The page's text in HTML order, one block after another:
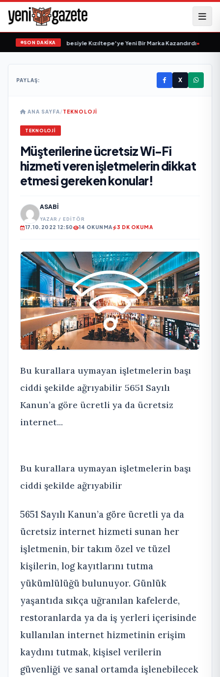
SON DAKİKA
Yıllık Esnaflık Tecrübesiyle Kızıltepe'ye Yeni Bir Marka Kazandırdı• M Lisa
PAYLAŞ: X
ANA SAYFA/TEKNOLOJI
TEKNOLOJI
Müşterilerine ücretsiz Wi-Fi
hizmeti veren işletmelerin dikkat
etmesi gereken konular!
ASABI
YAZAR / EDITÖR
17.10.2022 12:50 14 OKUNMA 3 DK OKUMA
Bu kurallara uymayan işletmelerin başı
ciddi şekilde ağrıyabilir 5651 Sayılı
Kanun’a göre ücretli ya da ücretsiz
internet...
Bu kurallara uymayan işletmelerin başı
ciddi şekilde ağrıyabilir
5651 Sayılı Kanun’a göre ücretli ya da
ücretsiz internet hizmeti sunan her
işletmenin, bir takım özel ve tüzel
kişilerin, log kayıtlarını tutma
yükümlülüğü bulunuyor. Günlük
yaşantıda sıkça uğranılan kafelerde,
restoranlarda ya da iş yerleri içerisinde
kullanılan internet hizmetinin erişim
kaydını tutmak, kişisel verilerin
güvenliği ve sanal ortamda işlenebilecek